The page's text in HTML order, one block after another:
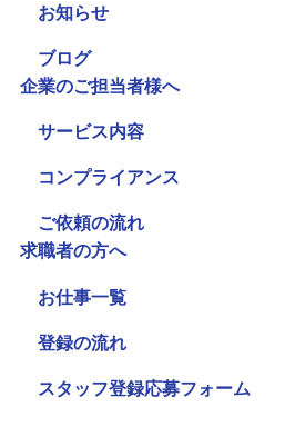
お知らせ
ブログ
企業のご担当者様へ
サービス内容
コンプライアンス
ご依頼の流れ
求職者の方へ
お仕事一覧
登録の流れ
スタッフ登録応募フォーム